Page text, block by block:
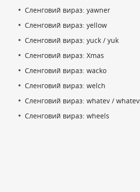
Сленговий вираз: yawner
Сленговий вираз: yellow
Сленговий вираз: yuck / yuk
Сленговий вираз: Xmas
Сленговий вираз: wacko
Сленговий вираз: welch
Сленговий вираз: whatev /
Сленговий вираз: wheels